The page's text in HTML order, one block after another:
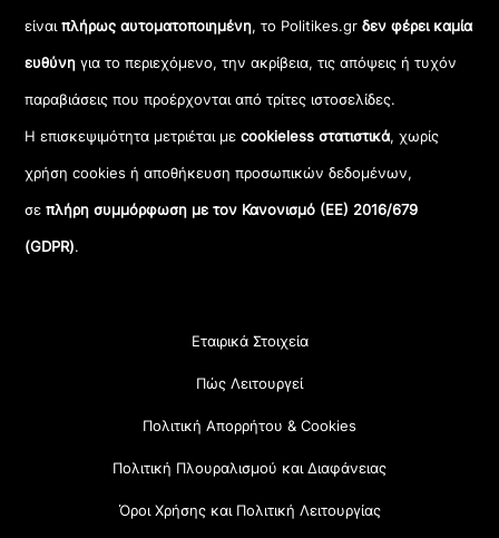
είναιπλήρως αυτοματοποιημένη, το Politikes.grδεν φέρει καμία
ευθύνη για το περιεχόμενο, την ακρίβεια, τις απόψεις ή τυχόν
παραβιάσεις που προέρχονται από τρίτες ιστοσελίδες.
Η επισκεψιμότητα μετριέται μεcookieless στατιστικά, χωρίς
χρήση cookies ή αποθήκευση προσωπικών δεδομένων,
σεπλήρη συμμόρφωση με τον Κανονισμό (ΕΕ) 2016/679
(GDPR).
Εταιρικά Στοιχεία
Πώς Λειτουργεί
Πολιτική Απορρήτου & Cookies
Πολιτική Πλουραλισμού και Διαφάνειας
Όροι Χρήσης και Πολιτική Λειτουργίας